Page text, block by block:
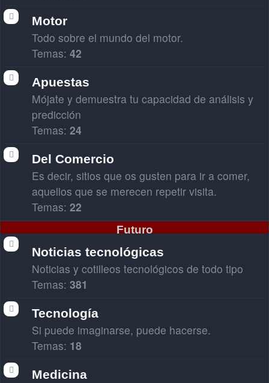
Motor
Todo sobre el mundo del motor.
Temas: 42
Apuestas
Mójate y demuestra tu capacidad de análisis y
predicción
Temas: 24
Del Comercio
Es decir, sitios que os gusten para ir a comer,
aquellos que se merecen repetir visita.
Temas: 22
Futuro
Noticias tecnológicas
Noticias y cotilleos tecnológicos de todo tipo
Temas: 381
Tecnología
Si puede imaginarse, puede hacerse.
Temas: 18
Medicina